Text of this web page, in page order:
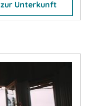
zur Unterkunft